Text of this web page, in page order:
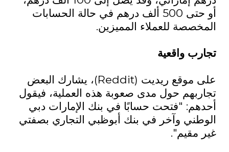
أو حتى 500 ألف درهم في حالة الحسابات
المخصصة للعملاء المميزين.
تجارب واقعية
على موقع ريديت (Reddit)، يشارك البعض
تجاربهم حول مدى صعوبة هذه العملية، فيقول
أحدهم: "فتحت حسابًا في بنك الإمارات دبي
الوطني وآخر في بنك أبوظبي التجاري بصفتي
غير مقيم".